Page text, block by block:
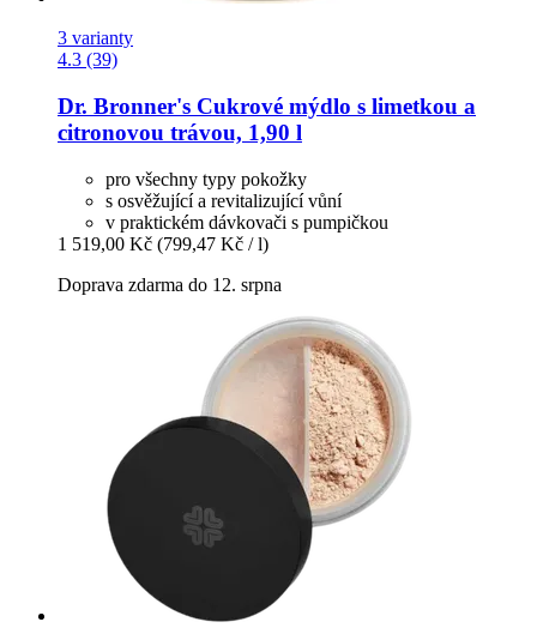
3 varianty
4.3 (39)
Dr. Bronner's Cukrové mýdlo s limetkou a
citronovou trávou, 1,90 l
pro všechny typy pokožky
s osvěžující a revitalizující vůní
v praktickém dávkovači s pumpičkou
1 519,00 Kč (799,47 Kč / l)
Doprava zdarma do 12. srpna